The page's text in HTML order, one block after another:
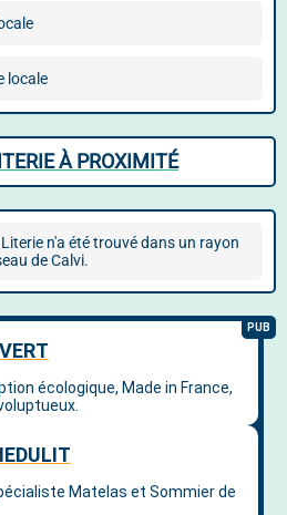
locale
À PROXIMITÉ
n'a été trouvé dans un rayon
de Calvi.